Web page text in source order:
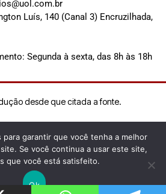
Luís, 140 (Canal 3) Encruzilhada,
Segunda à sexta, das 8h às 18h
desde que citada a fonte.
para garantir que você tenha a melhor
Se você continua a usar este site,
que você está satisfeito.
Ok